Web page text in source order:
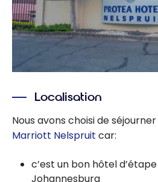
Localisation
Nous avons choisi de
Marriott Nelspruit car:
c’est un bon hôtel
Johannesburg